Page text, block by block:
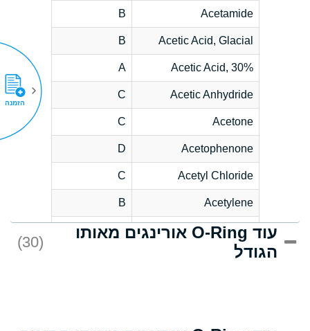
Acetamide
B
Acetic Acid, Glacial
B
Acetic Acid, 30%
A
Acetic Anhydride
C
Acetone
C
Acetophenone
D
Acetyl Chloride
C
Acetylene
B
Acrlylonitrile
D
Adipic Acid
עוד O-Ring אורינגים מאותו
הגודל
(30)
הזמנה